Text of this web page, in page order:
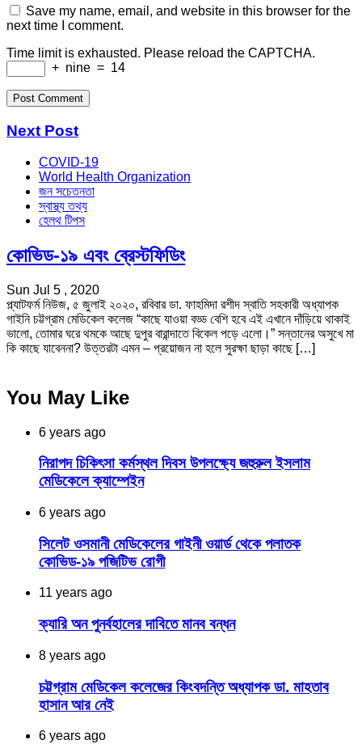
Save my name, email, and website in this browser for the
next time I comment.
Time limit is exhausted. Please reload the CAPTCHA.
+ nine = 14
Next Post
COVID-19
World Health Organization
জন সচেতনতা
স্বাস্থ্য তথ্য
হেলথ টিপস
কোভিড-১৯ এবং ব্রেস্টফিডিং
Sun Jul 5 , 2020
প্ল্যাটফর্ম নিউজ, ৫ জুলাই ২০২০, রবিবার ডা. ফাহমিদা রশীদ স্বাতি সহকারী অধ্যাপক
গাইনি চট্টগ্রাম মেডিকেল কলেজ “কাছে যাওয়া বড্ড বেশি হবে এই এখানে দাঁড়িয়ে থাকাই
ভালো, তোমার ঘরে থমকে আছে দুপুর বারান্দাতে বিকেল পড়ে এলো।” সন্তানের অসুখে মা
কি কাছে যাবেননা? উত্তরটা এমন – প্রয়োজন না হলে সুরক্ষা ছাড়া কাছে […]
You May Like
6 years ago
নিরাপদ চিকিৎসা কর্মস্থল দিবস উপলক্ষ্যে জহুরুল ইসলাম
মেডিকেলে ক্যাম্পেইন
6 years ago
সিলেট ওসমানী মেডিকেলের গাইনী ওয়ার্ড থেকে পলাতক
কোভিড-১৯ পজিটিভ রোগী
11 years ago
ক্যারি অন পুনর্বহালের দাবিতে মানব বন্ধন
8 years ago
চট্টগ্রাম মেডিকেল কলেজের কিংবদন্তি অধ্যাপক ডা. মাহতাব
হাসান আর নেই
6 years ago